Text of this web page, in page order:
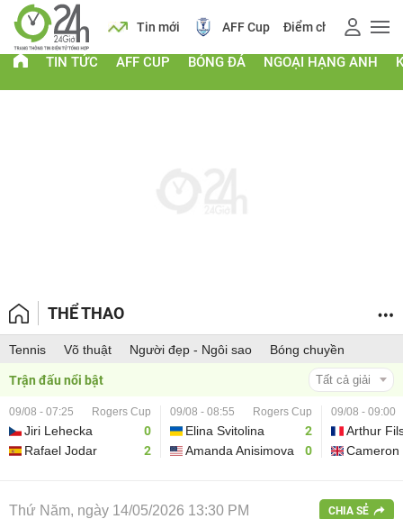
Lịch Tin mới AFF Cup Điểm chuẩn 2026
TIN TỨC AFF CUP BÓNG ĐÁ NGOẠI HẠNG ANH
THỂ THAO
Tennis Võ thuật Người đẹp - Ngôi sao Bóng chuyền
Trận đấu nổi bật Tất cả giải
09/08 - 07:25 Rogers Cup
Jiri Lehecka
0
Rafael Jodar
2
09/08 - 08:55 Rogers Cup
Elina Svitolina
2
Amanda Anisimova
0
09/08 - 09:00
Arthur
Cameron
Thứ Năm, ngày 14/05/2026 13:30 PM CHIA SẺ